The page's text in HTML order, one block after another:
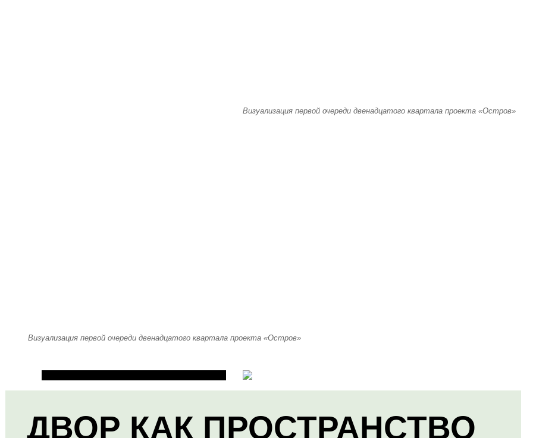
Визуализация первой очереди двенадцатого квартала проекта «Остров»
Визуализация первой очереди двенадцатого квартала проекта «Остров»
ДВОР КАК ПРОСТРАНСТВО